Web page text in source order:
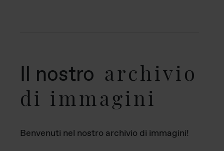
Il nostro archivio
di immagini
Benvenuti nel nostro archivio di immagini!